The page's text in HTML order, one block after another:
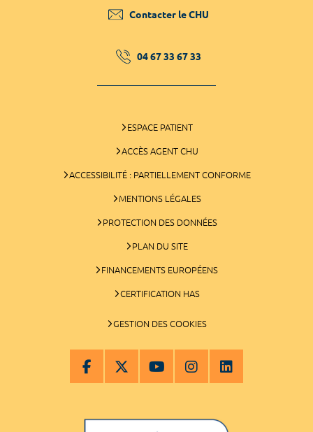
Contacter le CHU
04 67 33 67 33
ESPACE PATIENT
ACCÈS AGENT CHU
ACCESSIBILITÉ : PARTIELLEMENT CONFORME
MENTIONS LÉGALES
PROTECTION DES DONNÉES
PLAN DU SITE
FINANCEMENTS EUROPÉENS
CERTIFICATION HAS
GESTION DES COOKIES